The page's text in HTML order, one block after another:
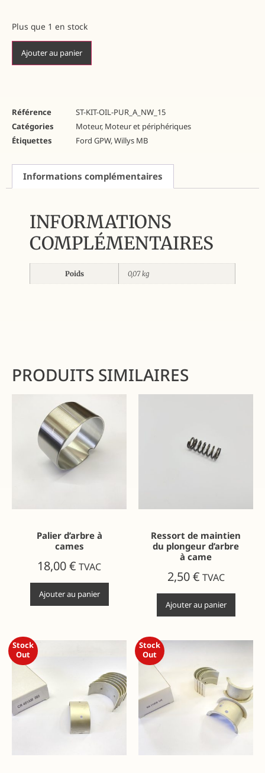
Plus que 1 en stock
Ajouter au panier
Référence
ST-KIT-OIL-PUR_A_NW_15
Catégories
Moteur, Moteur et périphériques
Étiquettes
Ford GPW,Willys MB
Informations complémentaires
INFORMATIONS
COMPLÉMENTAIRES
Poids 0,07 kg
PRODUITS SIMILAIRES
Palier d’arbre à
cames
18,00€ TVAC
Ajouter au panier
Ressort de maintien
du plongeur d’arbre
à came
2,50€ TVAC
Ajouter au panier
Stock
Out
Stock
Out